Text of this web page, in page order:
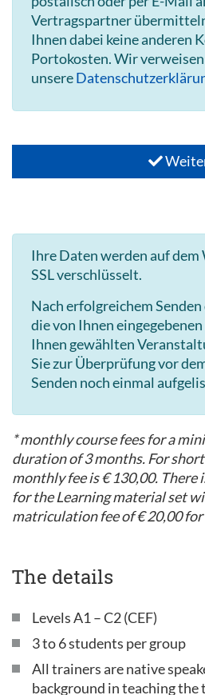
Vertragspartner
Ihnen dabei keine anderen
Portokosten. Wir
unsere
Ihre Daten werden auf dem
SSL verschlüsselt.
Nach erfolgreichem
die von Ihnen
Ihnen gewählten
Sie zur Überprüfung vor
Senden noch einmal
* monthly course fees for a
duration of 3 months. For
monthly fee is € 130,00. There
for the Learning material set
matriculation fee of € 20,00
The details
Levels A1 – C2 (CEF)
3 to 6 students per group
All trainers are native
background in teaching the